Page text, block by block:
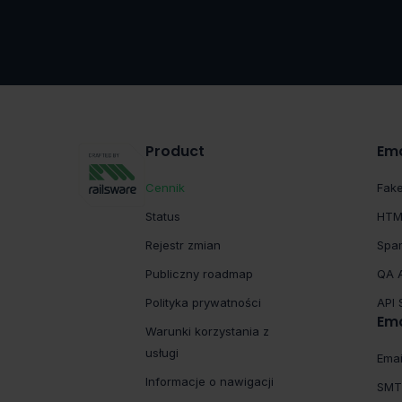
Product
Cennik
Status
Rejestr zmian
Publiczny roadmap
Polityka prywatności
Warunki korzystania z
usługi
Informacje o nawigacji
QA
API